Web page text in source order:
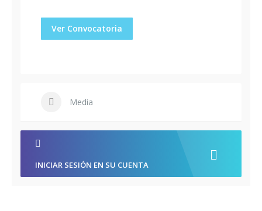
Ver Convocatoria
Media
INICIAR SESIÓN EN SU CUENTA